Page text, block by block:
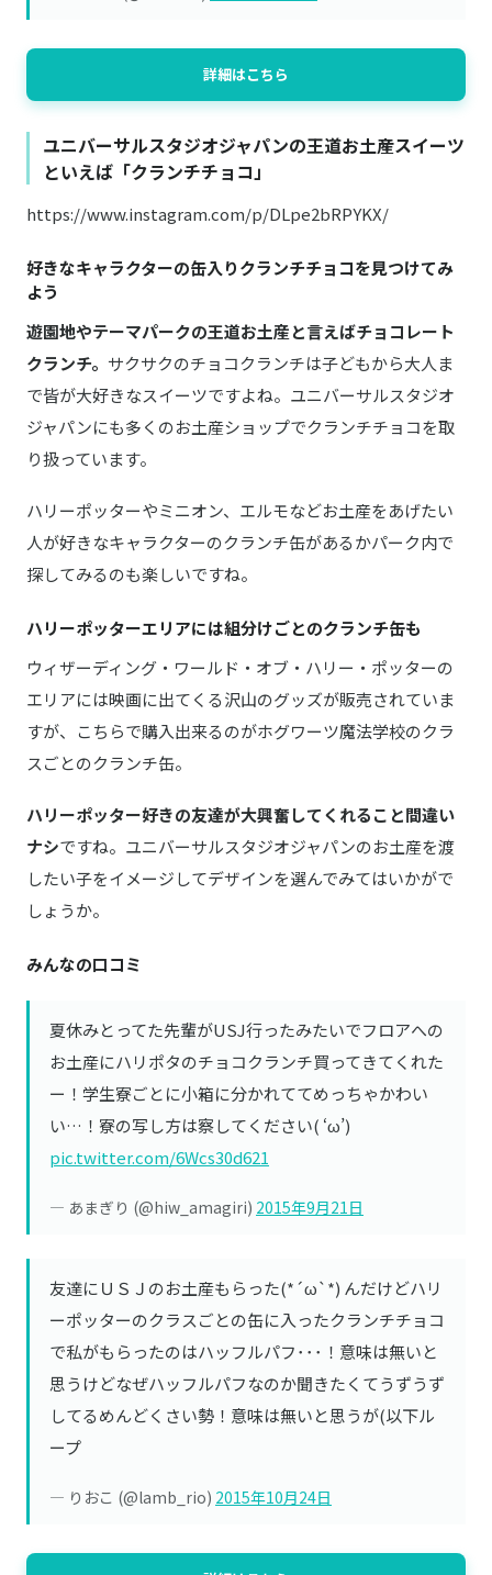
詳細はこちら
ユニバーサルスタジオジャパンの王道お土産スイーツ
といえば「クランチチョコ」
https://www.instagram.com/p/DLpe2bRPYKX/
好きなキャラクターの缶入りクランチチョコを見つけてみ
よう
遊園地やテーマパークの王道お土産と言えばチョコレート
クランチ。 サクサクのチョコクランチは子どもから大人ま
で皆が大好きなスイーツですよね。ユニバーサルスタジオ
ジャパンにも多くのお土産ショップでクランチチョコを取
り扱っています。
ハリーポッターやミニオン、エルモなどお土産をあげたい
人が好きなキャラクターのクランチ缶があるかパーク内で
探してみるのも楽しいですね。
ハリーポッターエリアには組分けごとのクランチ缶も
ウィザーディング・ワールド・オブ・ハリー・ポッターの
エリアには映画に出てくる沢山のグッズが販売されていま
すが、こちらで購入出来るのがホグワーツ魔法学校のクラ
スごとのクランチ缶。
ハリーポッター好きの友達が大興奮してくれること間違い
ナシですね。ユニバーサルスタジオジャパンのお土産を渡
したい子をイメージしてデザインを選んでみてはいかがで
しょうか。
みんなの口コミ
夏休みとってた先輩がUSJ行ったみたいでフロアへの
お土産にハリポタのチョコクランチ買ってきてくれた
ー！学生寮ごとに小箱に分かれててめっちゃかわい
い…！寮の写し方は察してください( ‘ω’)
pic.twitter.com/6Wcs30d621
— あまぎり (@hiw_amagiri) 2015年9月21日
友達にＵＳＪのお土産もらった(*´ω`*) んだけどハリ
ーポッターのクラスごとの缶に入ったクランチチョコ
で私がもらったのはハッフルパフ･･･！意味は無いと
思うけどなぜハッフルパフなのか聞きたくてうずうず
してるめんどくさい勢！意味は無いと思うが(以下ル
ープ
— りおこ (@lamb_rio) 2015年10月24日